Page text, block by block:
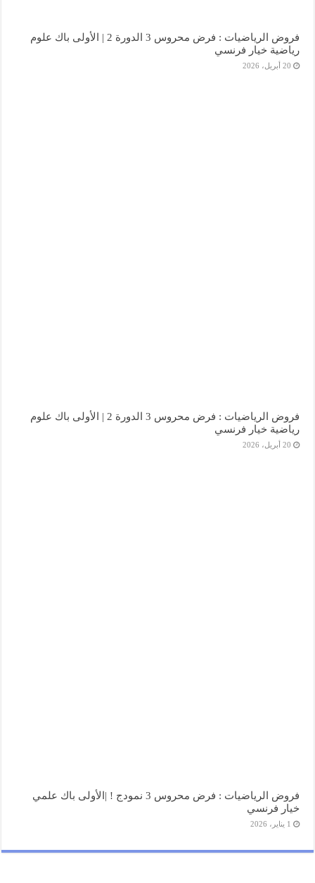
فروض الرياضيات : فرض محروس 3 الدورة 2 | الأولى باك علوم
رياضية خيار فرنسي
20 أبريل، 2026
فروض الرياضيات : فرض محروس 3 الدورة 2 | الأولى باك علوم
رياضية خيار فرنسي
20 أبريل، 2026
فروض الرياضيات : فرض محروس 3 نمودج ! |الأولى باك علمي
خيار فرنسي
1 يناير، 2026